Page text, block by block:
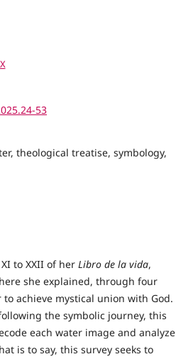
53
theological treatise, symbology,
to XXII of her Libro de la vida,
she explained, through four
achieve mystical union with God.
the symbolic journey, this
each water image and analyze
is to say, this survey seeks to